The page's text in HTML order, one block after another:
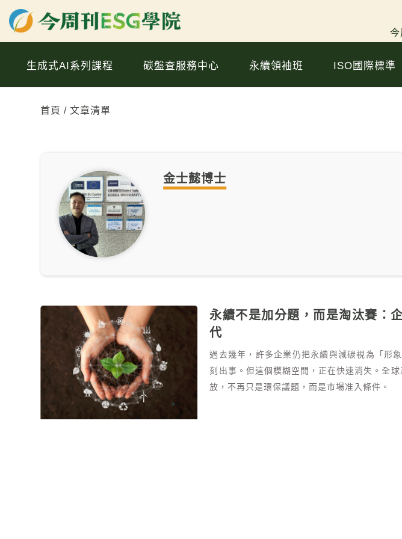
今
生成式AI系列課程 碳盤查服務中心 永續領袖班 ISO國際標準
首頁 文章清單
金士懿博士
永續不是加分題，而是淘汰賽：
代
過去幾年，許多企業仍把永續與減碳視為「形
刻出事。但這個模糊空間，正在快速消失。全
放，不再只是環保議題，而是市場准入條件。